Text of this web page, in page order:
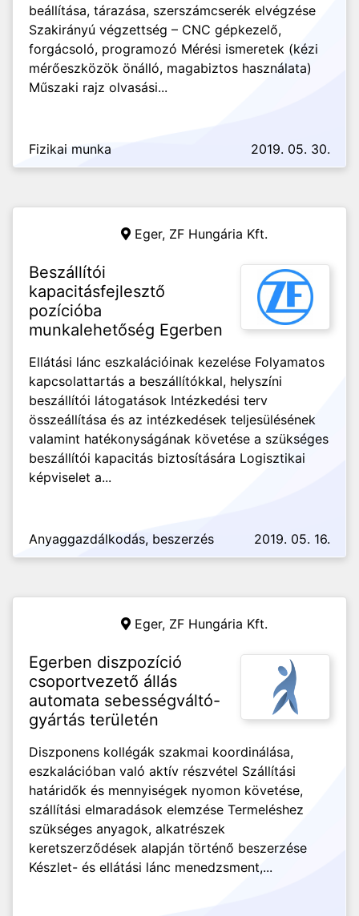
beállítása, tárazása, szerszámcserék elvégzése
Szakirányú végzettség – CNC gépkezelő,
forgácsoló, programozó Mérési ismeretek (kézi
mérőeszközök önálló, magabiztos használata)
Műszaki rajz olvasási...
Fizikai munka 2019. 05. 30.
Eger, ZF Hungária Kft.
Beszállítói
kapacitásfejlesztő
pozícióba
munkalehetőség Egerben
Ellátási lánc eszkalációinak kezelése Folyamatos
kapcsolattartás a beszállítókkal, helyszíni
beszállítói látogatások Intézkedési terv
összeállítása és az intézkedések teljesülésének
valamint hatékonyságának követése a szükséges
beszállítói kapacitás biztosítására Logisztikai
képviselet a...
Anyaggazdálkodás, beszerzés 2019. 05. 16.
Eger, ZF Hungária Kft.
Egerben diszpozíció
csoportvezető állás
automata sebességváltó-
gyártás területén
Diszponens kollégák szakmai koordinálása,
eszkalációban való aktív részvétel Szállítási
határidők és mennyiségek nyomon követése,
szállítási elmaradások elemzése Termeléshez
szükséges anyagok, alkatrészek
keretszerződések alapján történő beszerzése
Készlet- és ellátási lánc menedzsment,...